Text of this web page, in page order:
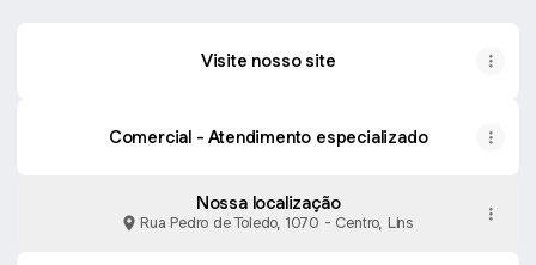
Visite nosso site
Comercial - Atendimento especializado
Nossa localização
Rua Pedro de Toledo, 1070 - Centro, Lins